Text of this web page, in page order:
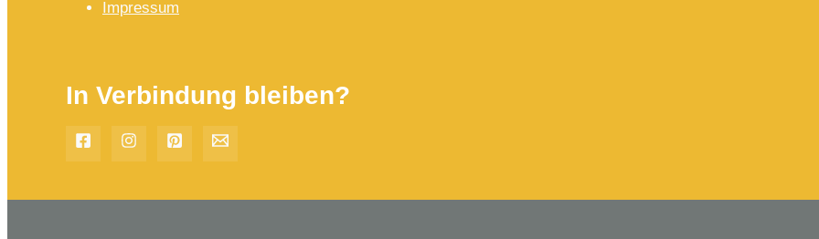
Impressum
In Verbindung bleiben?